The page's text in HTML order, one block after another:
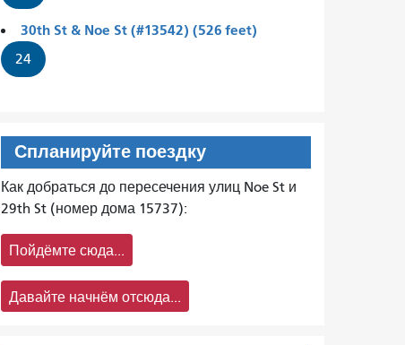
30th St & Noe St (#13542) (526 feet)
24
Спланируйте поездку
Как добраться до пересечения улиц Noe St и
29th St (номер дома 15737):
Пойдёмте сюда...
Давайте начнём отсюда...